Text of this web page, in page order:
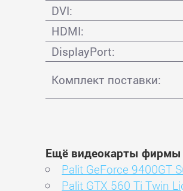
DVI:
HDMI:
DisplayPort:
Комплект поставки:
Ещё видеокарты фирмы
Palit GeForce 9400GT
Palit GTX 560 Ti Twin